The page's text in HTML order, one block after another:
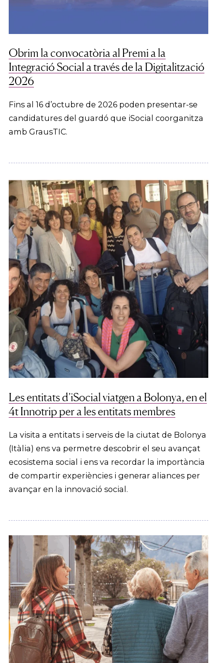
Obrim la convocatòria al Premi a la
Integració Social a través de la Digitalització
2026
Fins al 16 d’octubre de 2026 poden presentar-se
candidatures del guardó que iSocial coorganitza
amb GrausTIC.
Les entitats d’iSocial viatgen a Bolonya, en el
4t Innotrip per a les entitats membres
La visita a entitats i serveis de la ciutat de Bolonya
(Itàlia) ens va permetre descobrir el seu avançat
ecosistema social i ens va recordar la importància
de compartir experiències i generar aliances per
avançar en la innovació social.